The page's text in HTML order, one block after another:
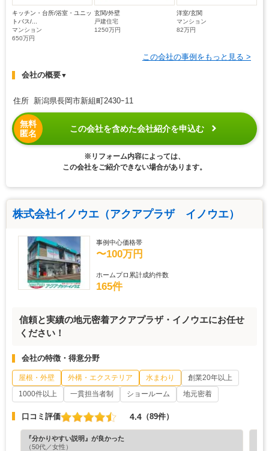
キッチン・台所/浴室・ユニッ
トバス/...
マンション
650万円
玄関/外壁
戸建住宅
1250万円
洋室/玄関
マンション
82万円
この会社の事例をもっと見る >
会社の概要▼
住所 新潟県長岡市新組町2430ｰ11
無料
匿名
この会社を含めた会社紹介を申込む
※リフォーム内容によっては、
この会社をご紹介できない場合があります。
株式会社イノウエ（アクアプラザ イノウエ）
事例中心価格帯
〜100万円
ホームプロ累計成約件数
165件
信頼と実績の地元密着アクアプラザ・イノウエにお任せ
ください！
会社の特徴・得意分野
屋根・外壁 外構・エクステリア 水まわり
創業20年以上
1000件以上
一貫担当者制 ショールーム 地元密着
口コミ評価 4.4 （89件）
『分かりやすい説明』が良かった
（50代／女性）